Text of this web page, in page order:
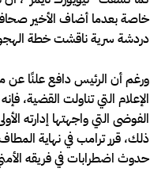
خاصة بعدما أضاف الأخير
دردشة سرية ناقشت خطة
ورغم أن الرئيس دافع علنًا
الإعلام التي تناولت القضية،
الفوضى التي واجهتها إدارته
ذلك، قرر ترامب في نهاية
حدوث اضطرابات في فريقه